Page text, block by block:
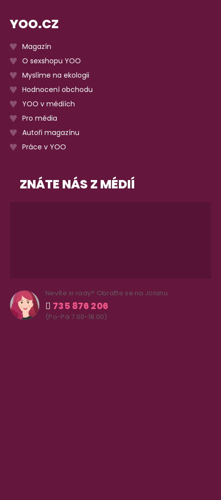
YOO.CZ
Magazín
O sexshopu YOO
Myslíme na ekologii
Hodnocení obchodu
YOO v médiích
Pro média
Autoři magazínu
Práce v YOO
ZNÁTE NÁS Z MÉDIÍ
Nevíte si rady? Obraťte se na Jolanu
735 876 206
(Po-Pá 7.00-18.00)